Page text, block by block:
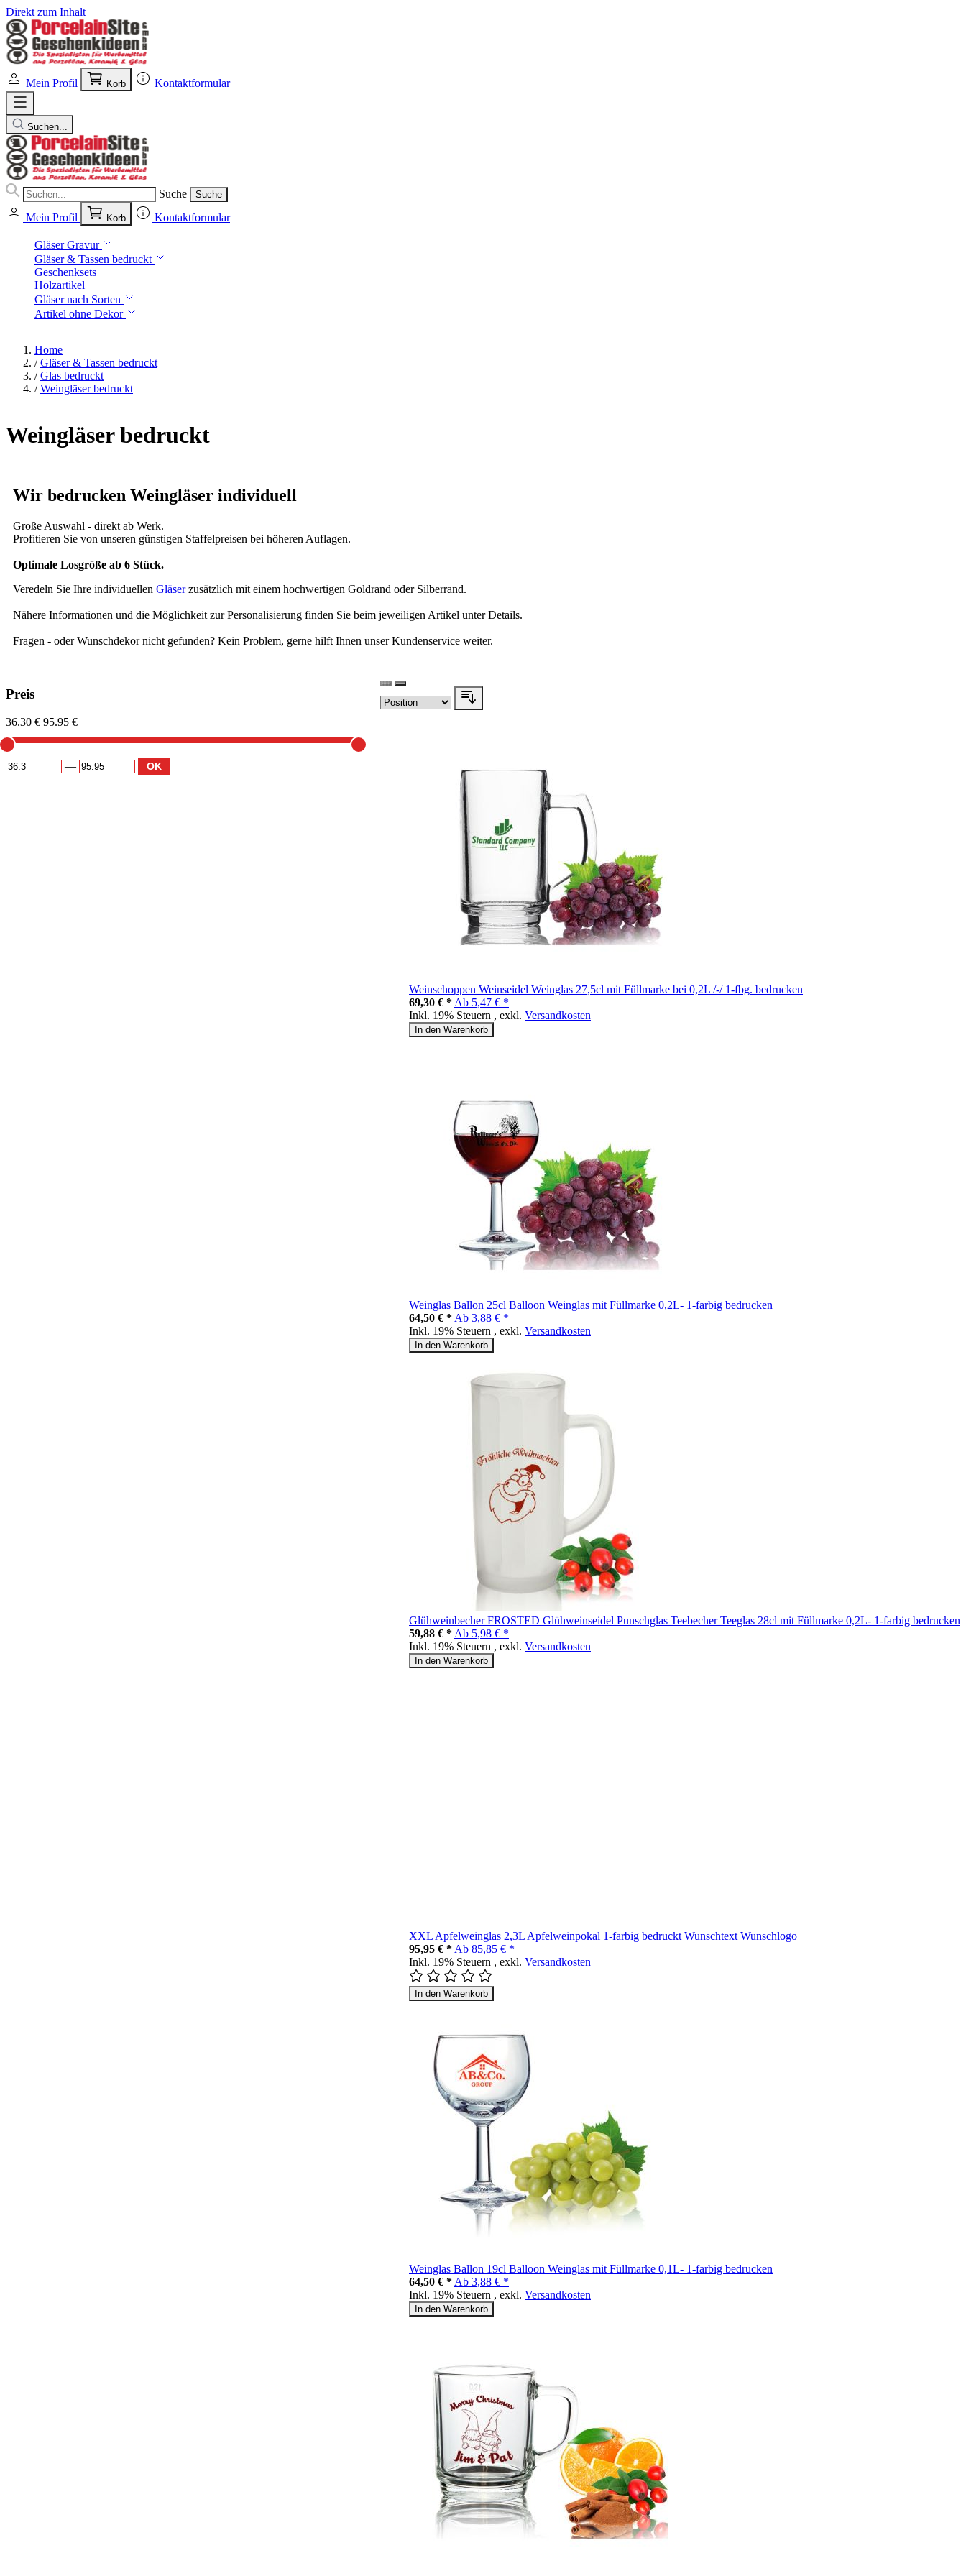
Direkt zum Inhalt
Mein Profil Korb Kontaktformular
Suchen...
Suche Suche
Mein Profil Korb Kontaktformular
Gläser Gravur
Gläser & Tassen bedruckt
Geschenksets
Holzartikel
Gläser nach Sorten
Artikel ohne Dekor
Home
/ Gläser & Tassen bedruckt
/ Glas bedruckt
/ Weingläser bedruckt
Weingläser bedruckt
Wir bedrucken Weingläser individuell
Große Auswahl - direkt ab Werk.
Profitieren Sie von unseren günstigen Staffelpreisen bei höheren Auflagen.
Optimale Losgröße ab 6 Stück.
Veredeln Sie Ihre individuellen Gläserzusätzlich mit einem hochwertigen Goldrand oder Silberrand.
Nähere Informationen und die Möglichkeit zur Personalisierung finden Sie beim jeweiligen Artikel unter Details.
Fragen - oder Wunschdekor nicht gefunden? Kein Problem, gerne hilft Ihnen unser Kundenservice weiter.
Preis
36.30 € 95.95 €
— OK
Weinschoppen Weinseidel Weinglas 27,5cl mit Füllmarke bei 0,2L /-/ 1-fbg. bedrucken
69,30 € * Ab 5,47 € *
Inkl. 19% Steuern , exkl. Versandkosten
In den Warenkorb
Weinglas Ballon 25cl Balloon Weinglas mit Füllmarke 0,2L- 1-farbig bedrucken
64,50 € * Ab 3,88 € *
Inkl. 19% Steuern , exkl. Versandkosten
In den Warenkorb
Glühweinbecher FROSTED Glühweinseidel Punschglas Teebecher Teeglas 28cl mit Füllmarke 0,2L- 1-farbig bedrucken
59,88 € * Ab 5,98 € *
Inkl. 19% Steuern , exkl. Versandkosten
In den Warenkorb
XXL Apfelweinglas 2,3L Apfelweinpokal 1-farbig bedruckt Wunschtext Wunschlogo
95,95 € * Ab 85,85 € *
Inkl. 19% Steuern , exkl. Versandkosten
In den Warenkorb
Weinglas Ballon 19cl Balloon Weinglas mit Füllmarke 0,1L- 1-farbig bedrucken
64,50 € * Ab 3,88 € *
Inkl. 19% Steuern , exkl. Versandkosten
In den Warenkorb